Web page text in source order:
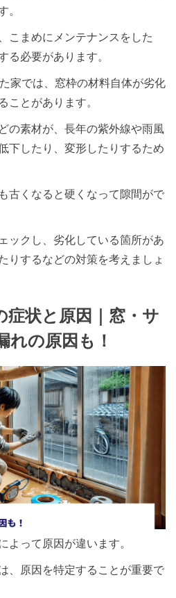
こまめにメンテナンスをした
る必要があります。
家では、窓枠の材料自体が劣化
ことがあります。
の素材が、長年の紫外線や雨風
下したり、変形したりするため
古くなると硬くなって隙間がで
ックし、劣化している箇所があ
りするなどの対策を考えましょ
症状と原因｜窓・サ
れの原因も！
って原因が違います。
、原因を特定することが重要で